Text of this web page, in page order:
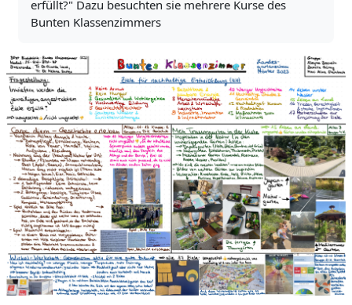
erfüllt?" Dazu besuchten sie mehrere Kurse des
Bunten Klassenzimmers